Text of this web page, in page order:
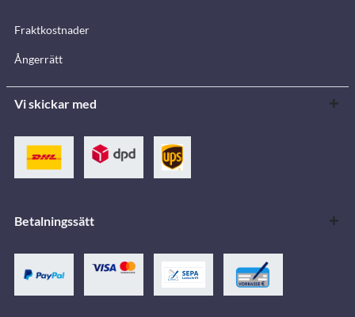
Fraktkostnader
Ångerrätt
Vi skickar med
Betalningssätt